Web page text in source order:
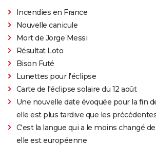
Incendies en France
Nouvelle canicule
Mort de Jorge Messi
Résultat Loto
Bison Futé
Lunettes pour l'éclipse
Carte de l'éclipse solaire du 12 août
Une nouvelle date évoquée pour la fin
elle est plus tardive que les
C'est la langue qui a le moins changé
elle est européenne